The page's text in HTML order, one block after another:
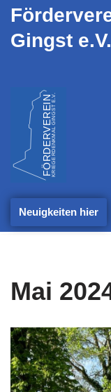
Zum
Gingst e.V.
Neuigkeiten hier
Mai